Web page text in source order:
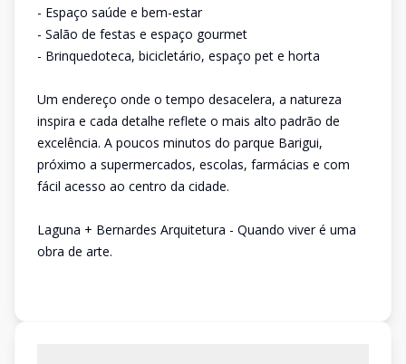
- Espaço saúde e bem-estar
- Salão de festas e espaço gourmet
- Brinquedoteca, bicicletário, espaço pet e horta
Um endereço onde o tempo desacelera, a natureza
inspira e cada detalhe reflete o mais alto padrão de
excelência. A poucos minutos do parque Barigui,
próximo a supermercados, escolas, farmácias e com
fácil acesso ao centro da cidade.
Laguna + Bernardes Arquitetura - Quando viver é uma
obra de arte.